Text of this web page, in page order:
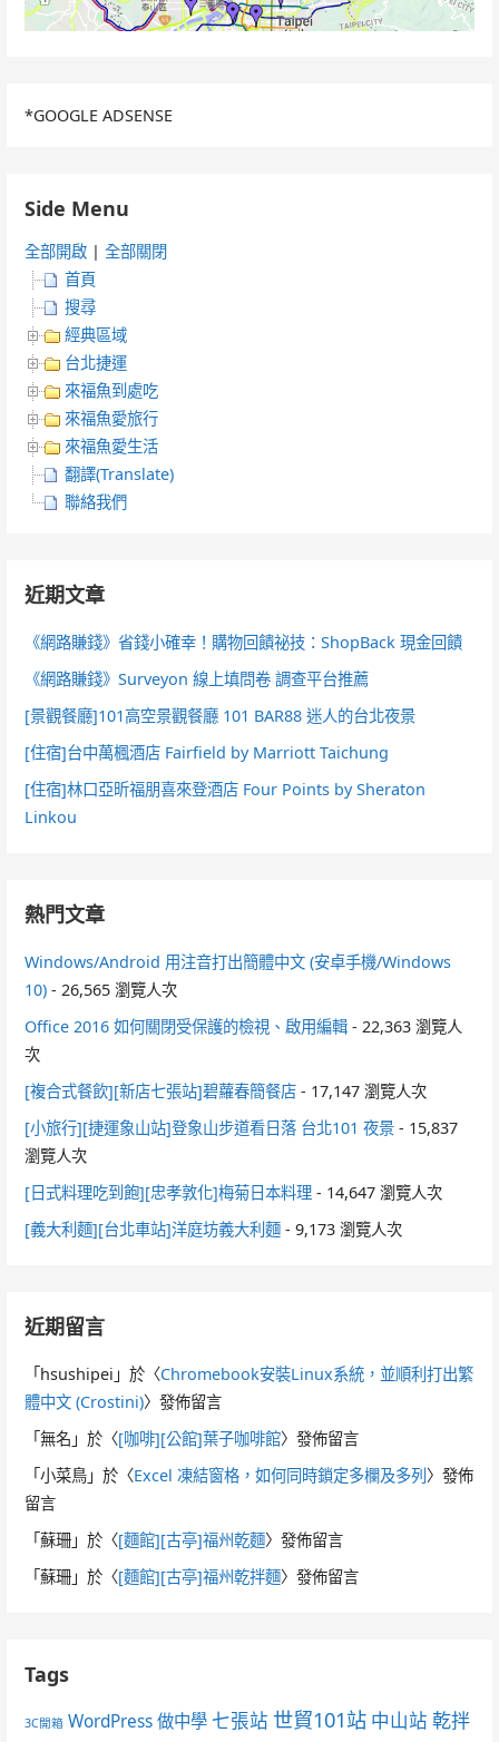
*GOOGLE ADSENSE
Side Menu
全部開啟 |全部關閉
首頁
搜尋
經典區域
台北捷運
來福魚到處吃
來福魚愛旅行
來福魚愛生活
翻譯(Translate)
聯絡我們
近期文章
《網路賺錢》省錢小確幸！購物回饋祕技：ShopBack 現金回饋
《網路賺錢》Surveyon 線上填問卷 調查平台推薦
[景觀餐廳]101高空景觀餐廳 101 BAR88 迷人的台北夜景
[住宿]台中萬楓酒店 Fairfield by Marriott Taichung
[住宿]林口亞昕福朋喜來登酒店 Four Points by Sheraton
Linkou
熱門文章
Windows/Android 用注音打出簡體中文 (安卓手機/Windows
10) - 26,565 瀏覽人次
Office 2016 如何關閉受保護的檢視、啟用編輯 - 22,363 瀏覽人
次
[複合式餐飲][新店七張站]碧蘿春簡餐店 - 17,147 瀏覽人次
[小旅行][捷運象山站]登象山步道看日落 台北101 夜景 - 15,837
瀏覽人次
[日式料理吃到飽][忠孝敦化]梅菊日本料理 - 14,647 瀏覽人次
[義大利麵][台北車站]洋庭坊義大利麵 - 9,173 瀏覽人次
近期留言
「hsushipei 」於〈Chromebook安裝Linux系統，並順利打出繁
體中文 (Crostini)〉發佈留言
「無名 」於〈[咖啡][公館]葉子咖啡館〉發佈留言
「小菜鳥 」於〈Excel 凍結窗格，如何同時鎖定多欄及多列〉發佈
留言
「蘇珊 」於〈[麵館][古亭]福州乾麵〉發佈留言
「蘇珊 」於〈[麵館][古亭]福州乾拌麵〉發佈留言
Tags
3C開箱 WordPress 做中學 七張站 世貿101站 中山站 乾拌